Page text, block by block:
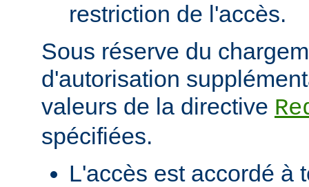
restriction de l'accès.
Sous réserve du
d'autorisation
valeurs de la directive
spécifiées.
L'accès est accordé à